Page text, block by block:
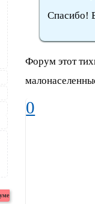
Спасибо!
Форум этот
0